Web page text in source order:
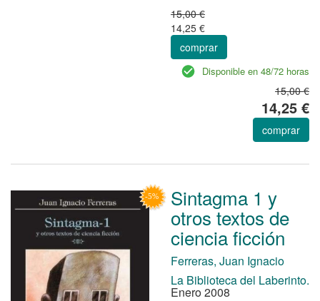
15,00 €
14,25 €
comprar
Disponible en 48/72 horas
15,00 €
14,25 €
comprar
Sintagma 1 y
otros textos de
ciencia ficción
Ferreras, Juan Ignacio
La Biblioteca del Laberinto.
Enero 2008